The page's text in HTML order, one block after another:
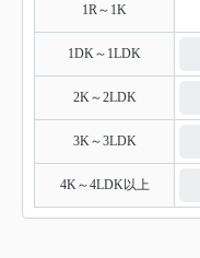
1R～1K
1DK～1LDK
2K～2LDK
3K～3LDK
4K～4LDK以上